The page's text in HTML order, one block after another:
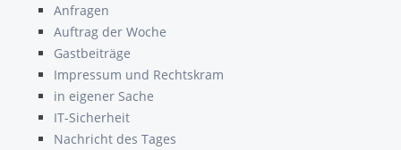
Anfragen
Auftrag der Woche
Gastbeiträge
Impressum und Rechtskram
in eigener Sache
IT-Sicherheit
Nachricht des Tages